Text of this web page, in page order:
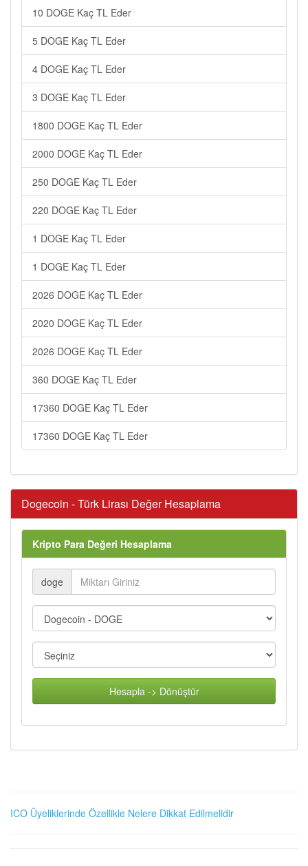
10 DOGE Kaç TL Eder
5 DOGE Kaç TL Eder
4 DOGE Kaç TL Eder
3 DOGE Kaç TL Eder
1800 DOGE Kaç TL Eder
2000 DOGE Kaç TL Eder
250 DOGE Kaç TL Eder
220 DOGE Kaç TL Eder
1 DOGE Kaç TL Eder
1 DOGE Kaç TL Eder
2026 DOGE Kaç TL Eder
2020 DOGE Kaç TL Eder
2026 DOGE Kaç TL Eder
360 DOGE Kaç TL Eder
17360 DOGE Kaç TL Eder
17360 DOGE Kaç TL Eder
Dogecoin - Türk Lirası Değer Hesaplama
Kripto Para Değeri Hesaplama
doge
Hesapla -> Dönüştür
ICO Üyeliklerinde Özellikle Nelere Dikkat Edilmelidir